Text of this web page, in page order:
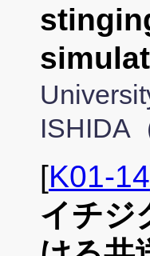
ISHIDA
[K01-14
イチジ